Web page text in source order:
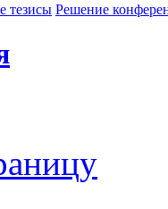
тезисы Решение